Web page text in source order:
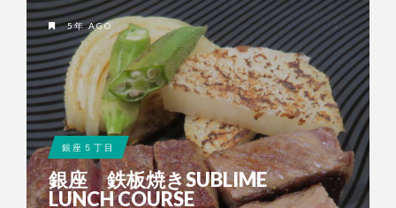
5年 AGO
銀座５丁目
銀座 鉄板焼きSUBLIME
LUNCH COURSE